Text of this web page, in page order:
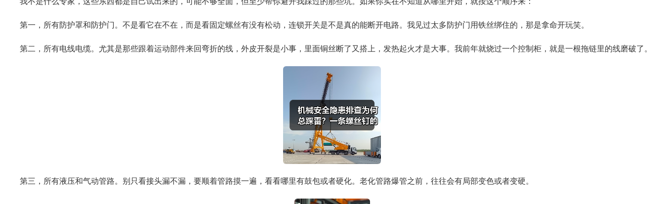
第一，所有防护罩和防护门。不是看它在不在，而是看固定螺丝有没有松动，连锁开关是不是真的能断开电路。我见过太多防护门用铁丝绑住的，那是拿命开玩笑。
第二，所有电线电缆。尤其是那些跟着运动部件来回弯折的线，外皮开裂是小事，里面铜丝断了又搭上，发热起火才是大事。我前年就烧过一个控制柜，就是一根拖链里的线磨破了。
第三，所有液压和气动管路。别只看接头漏不漏，要顺着管路摸一遍，看看哪里有鼓包或者硬化。老化管路爆管之前，往往会有局部变色或者变硬。